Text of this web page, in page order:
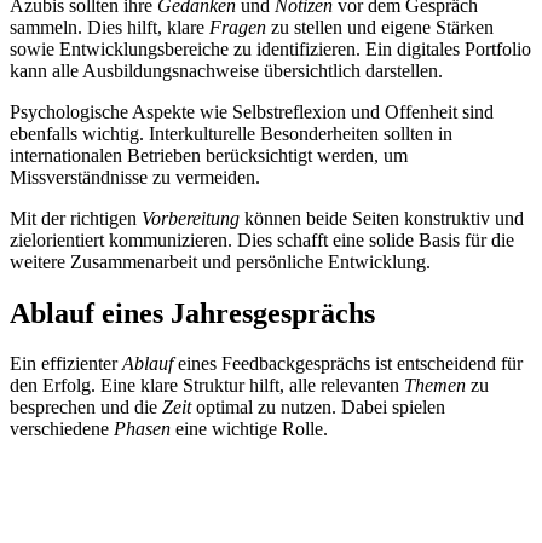
Azubis sollten ihre Gedanken und Notizen vor dem Gespräch
sammeln. Dies hilft, klare Fragen zu stellen und eigene Stärken
sowie Entwicklungsbereiche zu identifizieren. Ein digitales Portfolio
kann alle Ausbildungsnachweise übersichtlich darstellen.
Psychologische Aspekte wie Selbstreflexion und Offenheit sind
ebenfalls wichtig. Interkulturelle Besonderheiten sollten in
internationalen Betrieben berücksichtigt werden, um
Missverständnisse zu vermeiden.
Mit der richtigen Vorbereitung können beide Seiten konstruktiv und
zielorientiert kommunizieren. Dies schafft eine solide Basis für die
weitere Zusammenarbeit und persönliche Entwicklung.
Ablauf eines Jahresgesprächs
Ein effizienterAblaufeines Feedbackgesprächs ist entscheidend für
den Erfolg. Eine klare Struktur hilft, alle relevanten Themen zu
besprechen und die Zeitoptimal zu nutzen. Dabei spielen
verschiedene Phasen eine wichtige Rolle.